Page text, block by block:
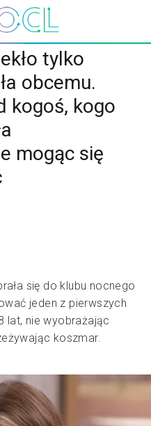
tylko
obcemu.
kogoś, kogo
mogąc się
się do klubu nocnego
jeden z pierwszych
lat, nie wyobrażając
koszmar.